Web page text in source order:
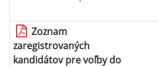
Zoznam
zaregistrovaných
kandidátov pre voľby do